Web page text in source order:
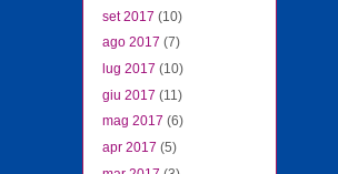
set 2017 (10)
ago 2017 (7)
lug 2017 (10)
giu 2017 (11)
mag 2017 (6)
apr 2017 (5)